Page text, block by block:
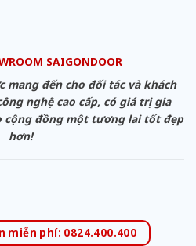
SAIGONDOOR
mang đến cho đối tác và khách
nghệ cao cấp, có giá trị gia
cộng đồng một tương lai tốt đẹp
hơn!
miễn phí: 0824.400.400